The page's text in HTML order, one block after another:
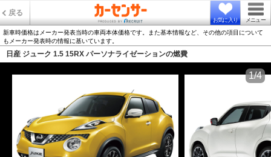
戻る
お気に入り メニュー
新車時価格はメーカー発表当時の車両本体価格です。また基本情報など、その他の項目について
もメーカー発表時の情報に基いています。
日産 ジューク 1.5 15RX パーソナライゼーションの燃費
1/4